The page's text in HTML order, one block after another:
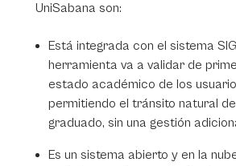
UniSabana son:
Está integrada con el sistema
herramienta va a validar de
estado académico de los
permitiendo el tránsito natural
graduado, sin una gestión
Es un sistema abierto y en la